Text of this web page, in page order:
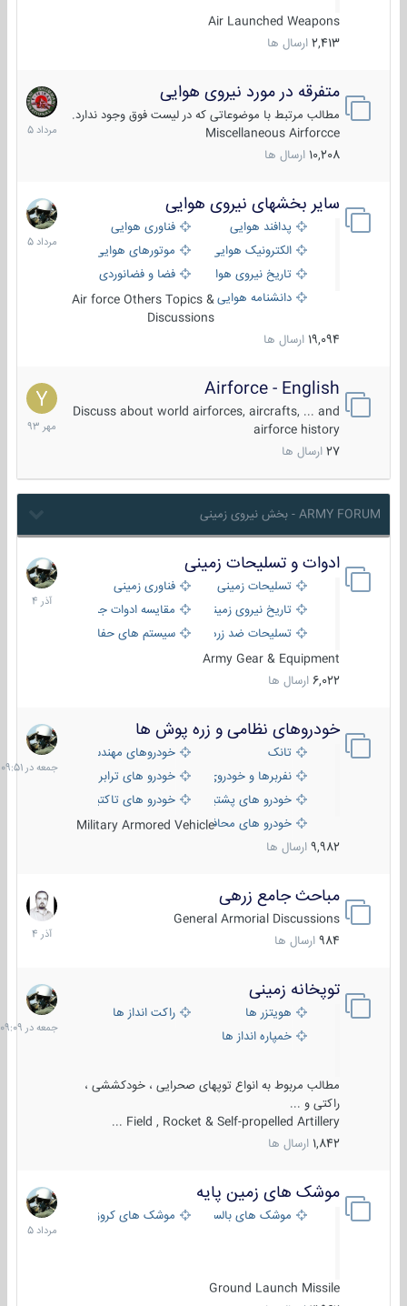
Air Launched Weapons
2,413 ارسال ها
متفرقه در مورد نیروی هوایی
مطالب مرتبط با موضوعاتی که در لیست فوق وجود ندارد.
Miscellaneous Airforcce
10,208 ارسال ها
7
مرداد
1405
سایر بخشهای نیروی هوایی
پدافند هوایی
فناوری هوایی
الکترونیک هوایی
موتورهای هوایی
تاریخ نیروی هوایی
فضا و فضانوردی
دانشنامه هواییAir force Others Topics &
Discussions
19,094 ارسال ها
2
مرداد
1405
Airforce - English
Discuss about world airforces, aircrafts, ... and
airforce history
27 ارسال ها
15
مهر
1393
ARMY FORUM - بخش نیروی زمینی
ادوات و تسلیحات زمینی
تسلیحات زمینی
فناوری زمینی
تاریخ نیروی زمینی
مقایسه ادوات جنگی
تسلیحات ضد زره
سیستم های حفاظت فعال
Army Gear & Equipment
6,022 ارسال ها
21
آذر
1404
خودروهای نظامی و زره پوش ها
تانک
خودروهای مهندسی
نفربرها و خودروی های رزمی پیاده نظام
خودرو های ترابری نظامی
خودرو های پشتیبانی آتش ، شناسایی و ضد تانک
خودرو های تاکتیکی نظامی
خودرو های محافظت شدهMilitary Armored Vehicle
9,982 ارسال ها
جمعه
در
09:51
مباحث جامع زرهی
General Armorial Discussions
984 ارسال ها
7
آذر
1404
توپخانه زمینی
هویتزر ها
راکت انداز ها
خمپاره انداز ها
مطالب مربوط به انواع توپهای صحرایی ، خودکششی ،
راکتی و ...
Field , Rocket & Self-propelled Artillery ...
1,842 ارسال ها
جمعه
در
09:09
موشک های زمین پایه
موشک های بالستیک موشک های کروز
Ground Launch Missile
2
مرداد
1405